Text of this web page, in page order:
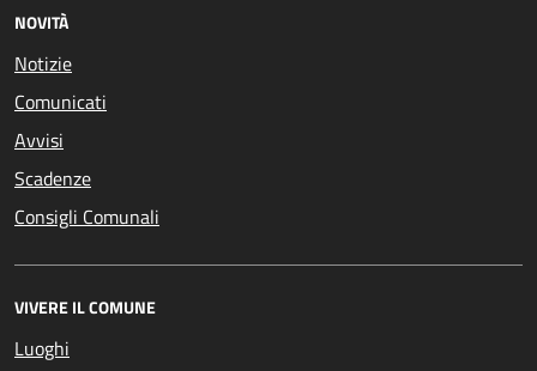
NOVITÀ
Notizie
Comunicati
Avvisi
Scadenze
Consigli Comunali
VIVERE IL COMUNE
Luoghi